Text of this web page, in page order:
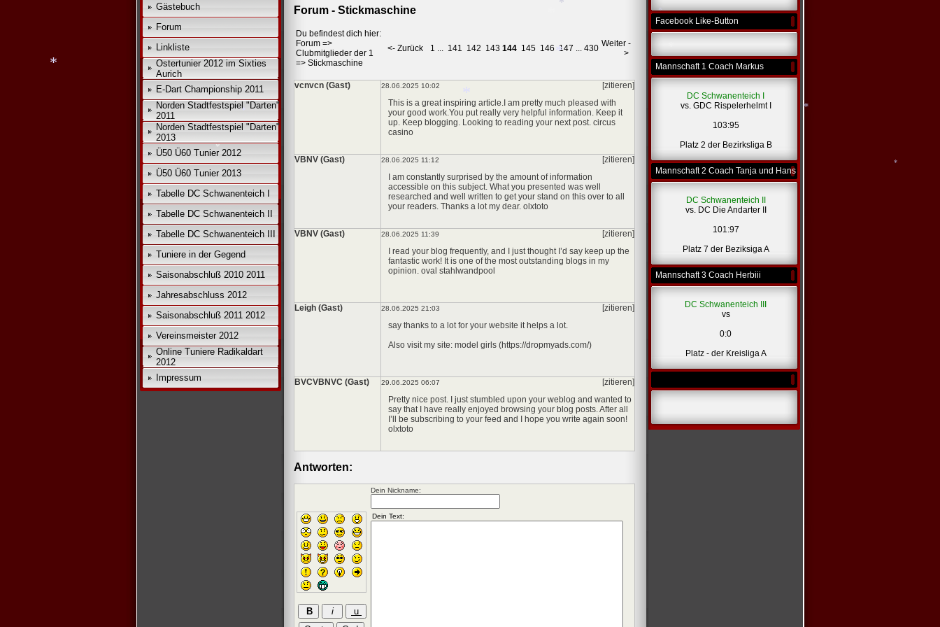
Gästebuch
Forum
Linkliste
Ostertunier 2012 im Sixties
Aurich
E-Dart Championship 2011
Norden Stadtfestspiel "Darten"
2011
Norden Stadtfestspiel "Darten"
2013
Ü50 Ü60 Tunier 2012
Ü50 Ü60 Tunier 2013
Tabelle DC Schwanenteich I
Tabelle DC Schwanenteich II
Tabelle DC Schwanenteich III
Tuniere in der Gegend
Saisonabschluß 2010 2011
Jahresabschluss 2012
Saisonabschluß 2011 2012
Vereinsmeister 2012
Online Tuniere Radikaldart
2012
Impressum
Forum - Stickmaschine
Du befindest dich hier:
Forum =>
Clubmitglieder der 1
=> Stickmaschine
<- Zurück 1 ... 141 142 143 144 145 146 147 ... 430 Weiter -
>
vcnvcn (Gast) 28.06.2025 10:02
[zitieren]
This is a great inspiring article.I am pretty much pleased with
your good work.You put really very helpful information. Keep it
up. Keep blogging. Looking to reading your next post. circus
casino
VBNV (Gast) 28.06.2025 11:12
[zitieren]
I am constantly surprised by the amount of information
accessible on this subject. What you presented was well
researched and well written to get your stand on this over to all
your readers. Thanks a lot my dear. olxtoto
VBNV (Gast) 28.06.2025 11:39
[zitieren]
I read your blog frequently, and I just thought I’d say keep up the
fantastic work! It is one of the most outstanding blogs in my
opinion. oval stahlwandpool
Leigh (Gast) 28.06.2025 21:03
[zitieren]
say thanks to a lot for your website it helps a lot.
Also visit my site: model girls (https://dropmyads.com/)
BVCVBNVC (Gast) 29.06.2025 06:07
[zitieren]
Pretty nice post. I just stumbled upon your weblog and wanted to
say that I have really enjoyed browsing your blog posts. After all
I’ll be subscribing to your feed and I hope you write again soon!
olxtoto
Antworten:
Dein Nickname:
Facebook Like-Button
Mannschaft 1 Coach Markus
DC Schwanenteich I
vs. GDC Rispelerhelmt I
103:95
Platz 2 der Bezirksliga B
Mannschaft 2 Coach Tanja und Hans
DC Schwanenteich II
vs. DC Die Andarter II
101:97
Platz 7 der Beziksiga A
Mannschaft 3 Coach Herbiii
DC Schwanenteich III
vs
0:0
Platz - der Kreisliga A
*
*
*
*
*
*
*